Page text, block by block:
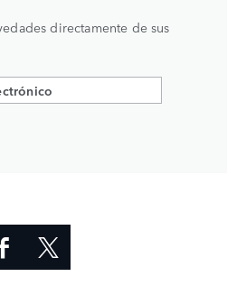
directamente de sus